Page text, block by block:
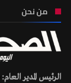
من نحن
الرئيس المدير